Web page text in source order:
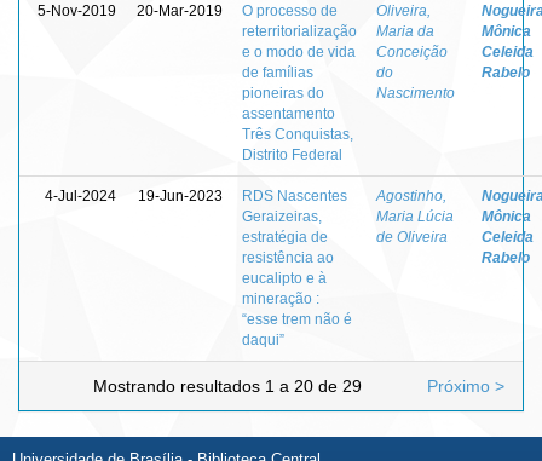
5-Nov-2019 20-Mar-2019
O processo de
reterritorialização
e o modo de vida
de famílias
pioneiras do
assentamento
Três Conquistas,
Distrito Federal
Oliveira,
Maria da
Conceição
do
Nascimento
Mônica
Celeida
Rabelo
4-Jul-2024 19-Jun-2023
RDS Nascentes
Geraizeiras,
estratégia de
resistência ao
eucalipto e à
mineração :
“esse trem não é
daqui”
Agostinho,
Maria Lúcia
de Oliveira
Mônica
Celeida
Rabelo
Mostrando resultados 1 a 20 de 29 Próximo >